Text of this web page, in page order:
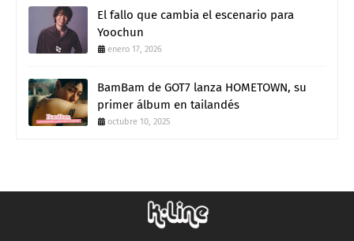
El fallo que cambia el escenario para
Yoochun
enero 17, 2026
BamBam de GOT7 lanza HOMETOWN, su
primer álbum en tailandés
octubre 10, 2025